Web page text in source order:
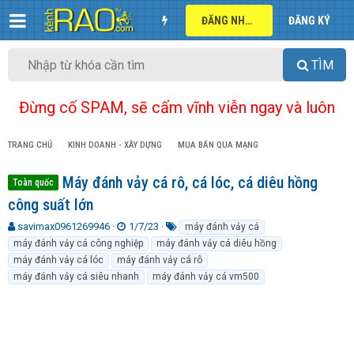
ĐĂNG NHẬP ĐĂNG KÝ
TÌM
Đừng cố SPAM, sẽ cấm vĩnh viễn ngay và luôn
TRANG CHỦ KINH DOANH - XÂY DỰNG MUA BÁN QUA MẠNG
Toàn quốc
Máy đánh vảy cá rô, cá lóc, cá diêu hồng
công suất lớn
T
h
r
e
a
savimax0961269946
N
g
à
y
g
1/7/23
ừ
k
h
ó
máy đánh vảy cá
máy đánh vảy cá công nghiệp
máy đánh vảy cá diêu hồng
máy đánh vảy cá lóc
máy đánh vảy cá rô
máy đánh vảy cá siêu nhanh
máy đánh vảy cá vm500